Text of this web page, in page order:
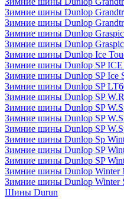
Зимние шины Dunlop
Зимние шины Dunlop
Зимние шины Dunlop
Зимние шины Dunlop
Зимние шины Dunlop Ice
Зимние шины Dunlop SP ICE
Зимние шины Dunlop SP Ice
Зимние шины Dunlop SP
Зимние шины Dunlop SP
Зимние шины Dunlop SP
Зимние шины Dunlop SP
Зимние шины Dunlop SP
Зимние шины Dunlop Sp
Зимние шины Dunlop SP
Зимние шины Dunlop SP
Зимние шины Dunlop Winter
Зимние шины Dunlop Winter
Шины Durun